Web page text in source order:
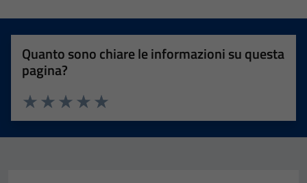
Quanto sono chiare le informazioni su questa
pagina?
Valuta 5 stelle su 5
Valuta 4 stelle su 5
Valuta 3 stelle su 5
Valuta 2 stelle su 5
Valuta 1 stelle su 5